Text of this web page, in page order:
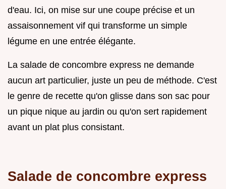
d'eau. Ici, on mise sur une coupe précise et un
assaisonnement vif qui transforme un simple
légume en une entrée élégante.
La salade de concombre express ne demande
aucun art particulier, juste un peu de méthode. C'est
le genre de recette qu'on glisse dans son sac pour
un pique nique au jardin ou qu'on sert rapidement
avant un plat plus consistant.
Salade de concombre express